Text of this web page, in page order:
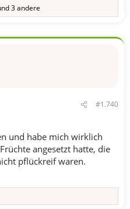
3 andere
#1.740
und habe mich wirklich
angesetzt hatte, die
pflückreif waren.